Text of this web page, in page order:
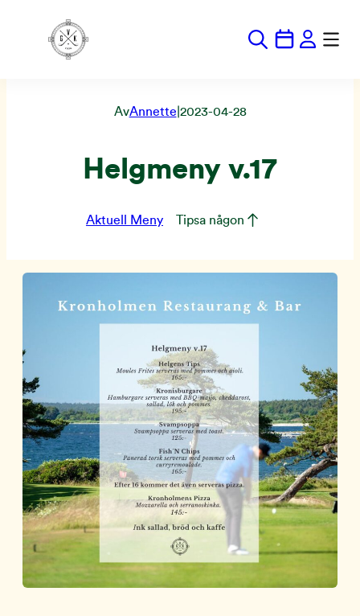
till
AvAnnette 2023-04-28
Helgmeny v.17
Aktuell Meny Tipsa någon